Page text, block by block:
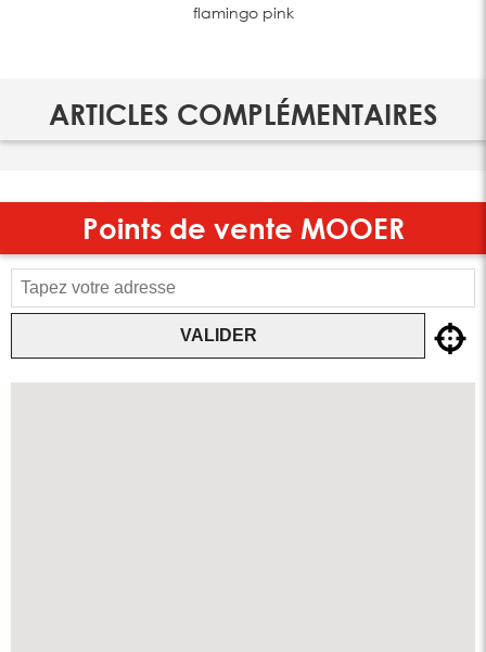
flamingo pink
ARTICLES COMPLÉMENTAIRES
Points de vente MOOER
VALIDER